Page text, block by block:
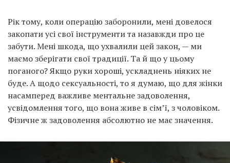
Рік тому, коли операцію заборонили, мені довелося
закопати усі свої інструменти та назавжди про це
забути. Мені шкода, що ухвалили цей закон, — ми
маємо зберігати свої традиції. Та й що у цьому
поганого? Якщо руки хороші, ускладнень ніяких не
буде. А щодо сексуальності, то я думаю, що для жінки
насамперед важливе ментальне задоволення,
усвідомлення того, що вона живе в сім’ї, з чоловіком.
Фізичне ж задоволення абсолютно не має значення.